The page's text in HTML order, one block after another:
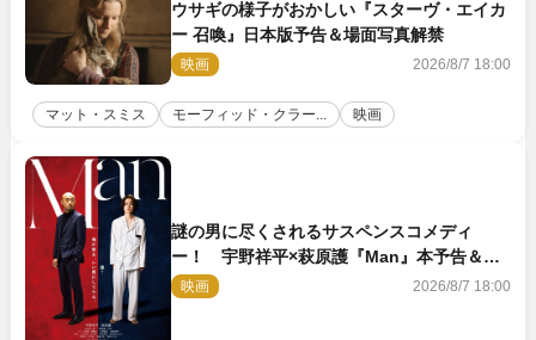
ウサギの様子がおかしい『スターヴ・エイカ
ー 召喚』日本版予告＆場面写真解禁
映画 2026/8/7 18:00
マット・スミス モーフィッド・クラー... 映画
謎の男に尽くされるサスペンスコメディ
ー！ 宇野祥平×萩原護『Man』本予告＆新
ビジュアル解禁
映画 2026/8/7 18:00